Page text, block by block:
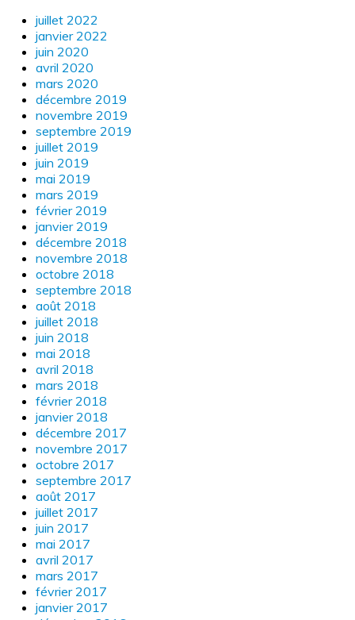
juillet 2022
janvier 2022
juin 2020
avril 2020
mars 2020
décembre 2019
novembre 2019
septembre 2019
juillet 2019
juin 2019
mai 2019
mars 2019
février 2019
janvier 2019
décembre 2018
novembre 2018
octobre 2018
septembre 2018
août 2018
juillet 2018
juin 2018
mai 2018
avril 2018
mars 2018
février 2018
janvier 2018
décembre 2017
novembre 2017
octobre 2017
septembre 2017
août 2017
juillet 2017
juin 2017
mai 2017
avril 2017
mars 2017
février 2017
janvier 2017